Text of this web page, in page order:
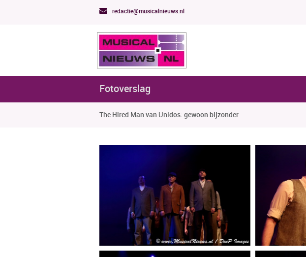
redactie@musicalnieuws.nl
Fotoverslag
The Hired Man van Unidos: gewoon bijzonder